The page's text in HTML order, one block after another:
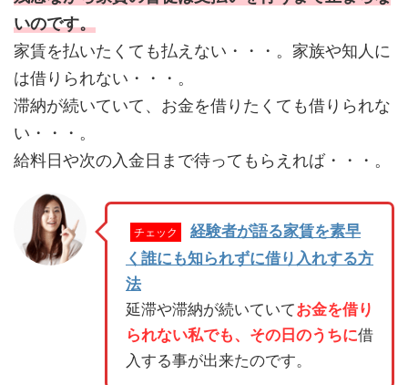
いのです。
家賃を払いたくても払えない・・・。家族や知人に
は借りられない・・・。
滞納が続いていて、お金を借りたくても借りられな
い・・・。
給料日や次の入金日まで待ってもらえれば・・・。
チェック
経験者が語る家賃を素早
く誰にも知られずに借り入れする方
法
延滞や滞納が続いていてお金を借り
られない私でも、その日のうちに借
入する事が出来たのです。